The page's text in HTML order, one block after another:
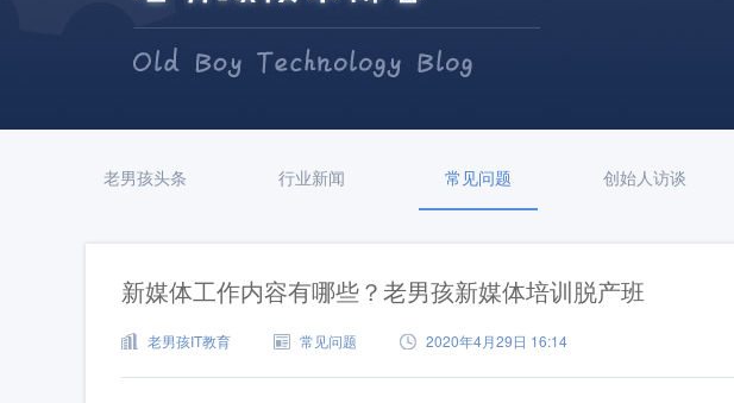
老男孩头条 行业新闻 常见问题 创始人访谈
新媒体工作内容有哪些？老男孩新媒体培训脱产班
老男孩IT教育 常见问题 2020年4月29日 16:14